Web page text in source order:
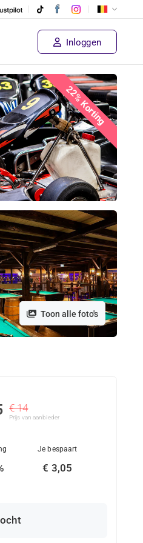
Inloggen
22% Korting
Toon alle foto's
€ 14
Prijs van aanbieder
Je bespaart
€ 3,05